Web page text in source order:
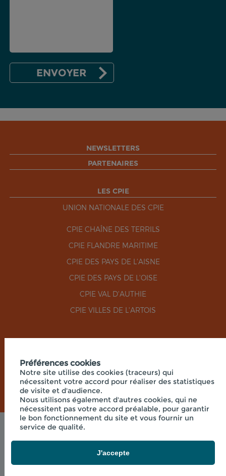
NEWSLETTERS
PARTENAIRES
LES CPIE
UNION NATIONALE DES CPIE
CPIE CHAÎNE DES TERRILS
CPIE FLANDRE MARITIME
CPIE DES PAYS DE L'AISNE
CPIE DES PAYS DE L'OISE
CPIE VAL D'AUTHIE
CPIE VILLES DE L'ARTOIS
Mentions légales
© 2026 - UNION RÉGIONALE DES CPIE HAUTS-DE-
FRANCE - SIÈGE SOCIAL 33 RUE DES VICTIMES DE
COMPORTET, 02000 MERLIEUX-ET-
Préférences cookies
Notre site utilise des cookies (traceurs) qui
nécessitent votre accord pour réaliser des statistiques
de visite et d'audience.
Nous utilisons également d'autres cookies, qui ne
nécessitent pas votre accord préalable, pour garantir
le bon fonctionnement du site et vous fournir un
service de qualité.
J'accepte